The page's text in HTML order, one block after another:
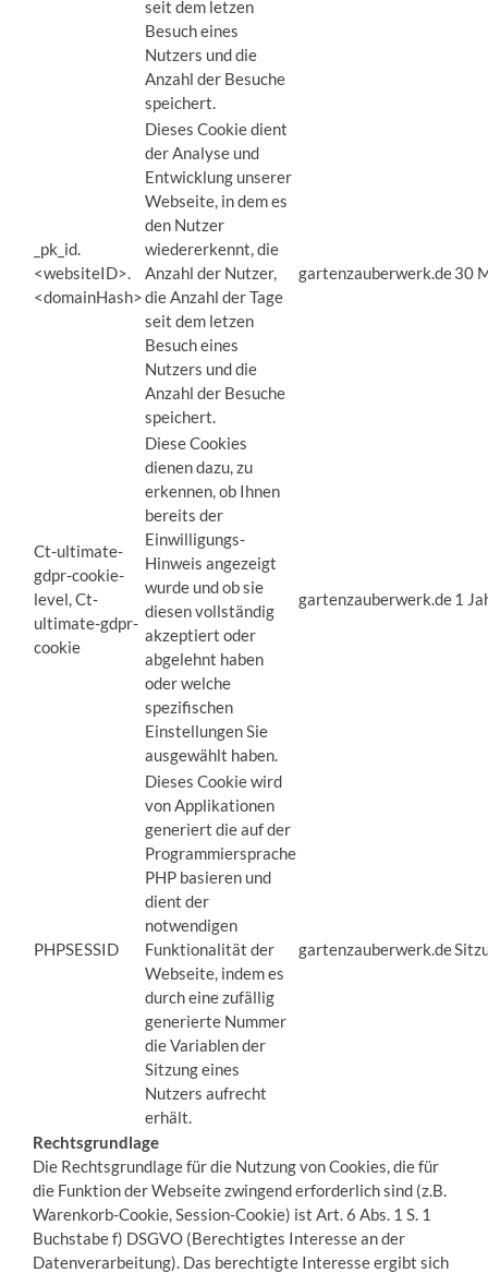
seit dem letzen
Besuch eines
Nutzers und die
Anzahl der Besuche
speichert.
_pk_id.
<websiteID>.
<domainHash>
Dieses Cookie dient
der Analyse und
Entwicklung unserer
Webseite, in dem es
den Nutzer
wiedererkennt, die
Anzahl der Nutzer,
die Anzahl der Tage
seit dem letzen
Besuch eines
Nutzers und die
Anzahl der Besuche
speichert.
gartenzauberwerk.de30
Ct-ultimate-
gdpr-cookie-
level, Ct-
ultimate-gdpr-
cookie
Diese Cookies
dienen dazu, zu
erkennen, ob Ihnen
bereits der
Einwilligungs-
Hinweis angezeigt
wurde und ob sie
diesen vollständig
akzeptiert oder
abgelehnt haben
oder welche
spezifischen
Einstellungen Sie
ausgewählt haben.
gartenzauberwerk.de1
PHPSESSID
Dieses Cookie wird
von Applikationen
generiert die auf der
Programmiersprache
PHP basieren und
dient der
notwendigen
Funktionalität der
Webseite, indem es
durch eine zufällig
generierte Nummer
die Variablen der
Sitzung eines
Nutzers aufrecht
erhält.
gartenzauberwerk.de
Rechtsgrundlage
Die Rechtsgrundlage für die Nutzung von Cookies, die für
die Funktion der Webseite zwingend erforderlich sind (z.B.
Warenkorb-Cookie, Session-Cookie) ist Art. 6 Abs. 1 S. 1
Buchstabe f) DSGVO (Berechtigtes Interesse an der
Datenverarbeitung). Das berechtigte Interesse ergibt sich